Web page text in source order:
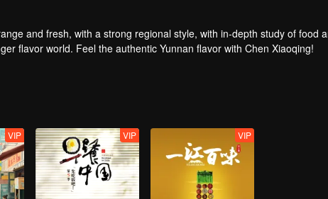
and fresh, with a strong regional style, with in-depth study of food
flavor world. Feel the authentic Yunnan flavor with Chen Xiaoqing!
VIP VIP VIP